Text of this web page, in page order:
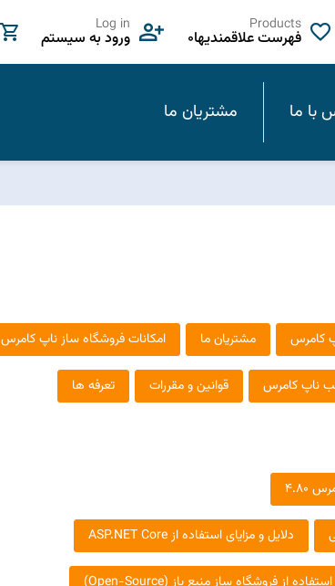
Products
فهرست علاقمندیها0
Log in
ورود به سیستم
با ما مشتریان ما
کامرس مشتریان ما امکانات فروشگاه ساز ناپ کامرس
ناپ کامرس قوانین و مقررات تعرفه ها
4.80
دلایل و مزایای استفاده از ASP.NET Core